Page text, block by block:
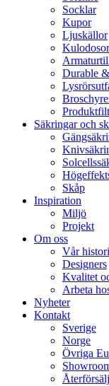
Socklar
Kupor
Ljuskällor
Kulodosor
Durable
Säkringar och
Skåp
Inspiration
Miljö
Projekt
Om oss
Vår
Designers
Kvalitet
Arbeta
Nyheter
Kontakt
Sverige
Norge
Övriga